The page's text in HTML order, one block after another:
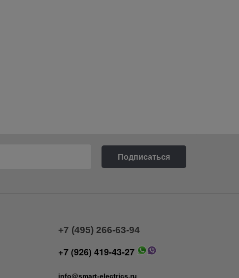
+7 (495) 266-63-94
+7 (926) 419-43-27
info@smart-electrics.ru